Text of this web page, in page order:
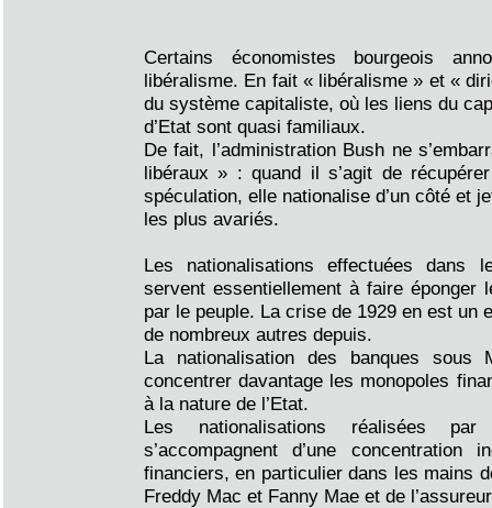
Certains économistes bourgeois
libéralisme. En fait « libéralisme » et «
du système capitaliste, où les liens du
d’Etat sont quasi familiaux.
De fait, l’administration Bush ne
libéraux » : quand il s’agit de
spéculation, elle nationalise d’un côté et
les plus avariés.
Les nationalisations effectuées dans
servent essentiellement à faire éponger
par le peuple. La crise de 1929 en est un
de nombreux autres depuis.
La nationalisation des banques sous
concentrer davantage les monopoles
à la nature de l’Etat.
Les nationalisations réalisées par
s’accompagnent d’une concentration
financiers, en particulier dans les mains
Freddy Mac et Fanny Mae et de